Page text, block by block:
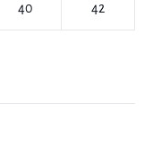
40 42